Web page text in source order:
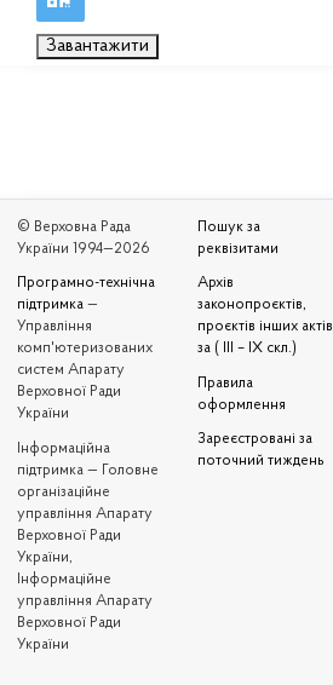
Завантажити
© Верховна Рада
України 1994—2026
Програмно-технічна
підтримка —
Управління
комп'ютеризованих
систем Апарату
Верховної Ради
України
Iнформаційна
підтримка — Головне
організаційне
управління Апарату
Верховної Ради
України,
Інформаційне
управління Апарату
Верховної Ради
України
Пошук за
реквізитами
Архів
законопроєктів,
проєктів інших актів
за ( III – IX скл.)
Правила
оформлення
Зареєстровані за
поточний тиждень